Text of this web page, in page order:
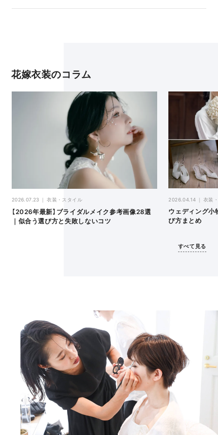
花嫁衣装のコラム
2026.07.23 衣装・スタイル
【2026年最新】ブライダルメイク参考画像28選
｜似合う選び方と失敗しないコツ
2026.04.14 衣装
ウェディング小
び方まとめ
すべて見る